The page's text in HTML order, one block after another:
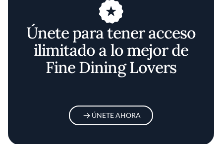
Únete para tener acceso
ilimitado a lo mejor de
Fine Dining Lovers
ÚNETE AHORA